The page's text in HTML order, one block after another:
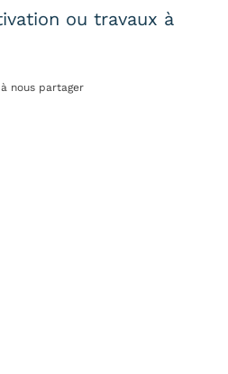
ou travaux à
nous partager